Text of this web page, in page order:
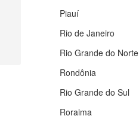
Piauí
Rio de Janeiro
Rio Grande do Norte
Rondônia
Rio Grande do Sul
Roraima